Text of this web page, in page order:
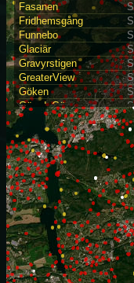
Fasanen
Fridhemsgång
Funnebo
Glaciär
Gravyrstigen
GreaterView
Göken
GömdaGömman
HällOchMyr
Höken
Juristen
Kaktusstigen
Klippherren
Kästakorset
LadyBugPark
LonglakeView
LongSeaBath
LongSeaBridge
LummigtSätt
LångbroGård